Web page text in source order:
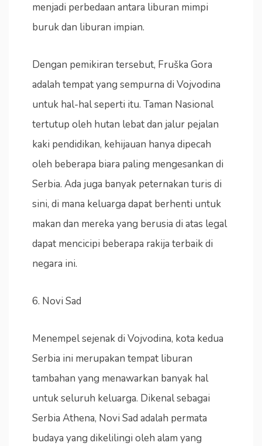
menjadi perbedaan antara liburan mimpi
buruk dan liburan impian.
Dengan pemikiran tersebut, Fruška Gora
adalah tempat yang sempurna di Vojvodina
untuk hal-hal seperti itu. Taman Nasional
tertutup oleh hutan lebat dan jalur pejalan
kaki pendidikan, kehijauan hanya dipecah
oleh beberapa biara paling mengesankan di
Serbia. Ada juga banyak peternakan turis di
sini, di mana keluarga dapat berhenti untuk
makan dan mereka yang berusia di atas legal
dapat mencicipi beberapa rakija terbaik di
negara ini.
6. Novi Sad
Menempel sejenak di Vojvodina, kota kedua
Serbia ini merupakan tempat liburan
tambahan yang menawarkan banyak hal
untuk seluruh keluarga. Dikenal sebagai
Serbia Athena, Novi Sad adalah permata
budaya yang dikelilingi oleh alam yang